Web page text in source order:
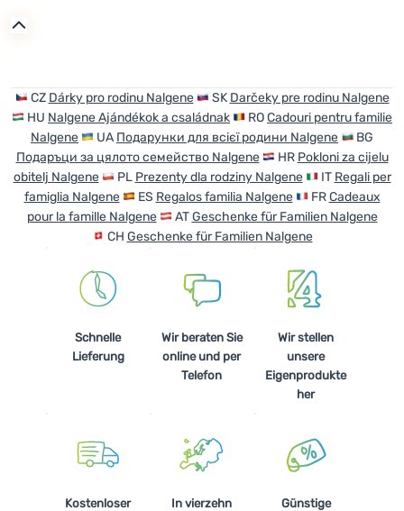
CZ Dárky pro rodinu Nalgene SK Darčeky pre rodinu Nalgene
HU Nalgene Ajándékok a családnak ROCadouri pentru familie
Nalgene
UA Подарунки для всієї родини Nalgene
BG
Подаръци за цялото семейство Nalgene
HR Pokloni za cijelu
obitelj Nalgene
PL Prezenty dla rodziny Nalgene IT Regali per
famiglia Nalgene
ES Regalos familia Nalgene FRCadeaux
pour la famille Nalgene
ATGeschenke für Familien Nalgene
CH Geschenke für Familien Nalgene
Schnelle
Lieferung
Wir beraten Sie
online und per
Telefon
Wir stellen
unsere
Eigenprodukte
her
Kostenloser
In vierzehn
Günstige